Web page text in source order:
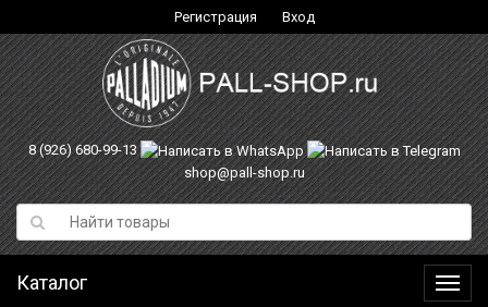
Регистрация Вход
8 (926) 680-99-13
shop@pall-shop.ru
Каталог